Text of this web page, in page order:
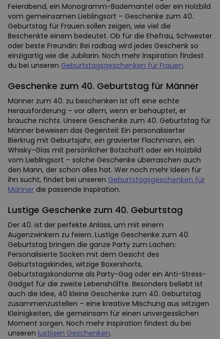
Feierabend, ein Monogramm-Bademantel oder ein Holzbild
vom gemeinsamen Lieblingsort – Geschenke zum 40.
Geburtstag für Frauen sollen zeigen, wie viel die
Beschenkte einem bedeutet. Ob für die Ehefrau, Schwester
oder beste Freundin: Bei radbag wird jedes Geschenk so
einzigartig wie die Jubilarin. Noch mehr Inspiration findest
du bei unseren Geburtstagsgeschenken für Frauen.
Geschenke zum 40. Geburtstag für Männer
Männer zum 40. zu beschenken ist oft eine echte
Herausforderung – vor allem, wenn er behauptet, er
brauche nichts. Unsere Geschenke zum 40. Geburtstag für
Männer beweisen das Gegenteil: Ein personalisierter
Bierkrug mit Geburtsjahr, ein gravierter Flachmann, ein
Whisky-Glas mit persönlicher Botschaft oder ein Holzbild
vom Lieblingsort – solche Geschenke überraschen auch
den Mann, der schon alles hat. Wer noch mehr Ideen für
ihn sucht, findet bei unseren Geburtstagsgeschenken für
Männer die passende Inspiration.
Lustige Geschenke zum 40. Geburtstag
Der 40. ist der perfekte Anlass, um mit einem
Augenzwinkern zu feiern. Lustige Geschenke zum 40.
Geburtstag bringen die ganze Party zum Lachen:
Personalisierte Socken mit dem Gesicht des
Geburtstagskindes, witzige Boxershorts,
Geburtstagskondome als Party-Gag oder ein Anti-Stress-
Gadget für die zweite Lebenshälfte. Besonders beliebt ist
auch die Idee, 40 kleine Geschenke zum 40. Geburtstag
zusammenzustellen – eine kreative Mischung aus witzigen
Kleinigkeiten, die gemeinsam für einen unvergesslichen
Moment sorgen. Noch mehr Inspiration findest du bei
unseren lustigen Geschenken.